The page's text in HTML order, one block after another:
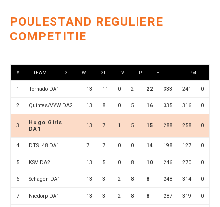
POULESTAND REGULIERE
COMPETITIE
# TEAM G W GL V P + - PM
1 Tornado DA1 13 11 0 2 22 333 241 0
2 Quintes/VVW DA2 13 8 0 5 16 335 316 0
3
Hugo Girls
DA1
13 7 1 5 15 288 258 0
4 DTS '48 DA1 7 7 0 0 14 198 127 0
5 KSV DA2 13 5 0 8 10 246 270 0
6 Schagen DA1 13 3 2 8 8 248 314 0
7 Niedorp DA1 13 3 2 8 8 287 319 0